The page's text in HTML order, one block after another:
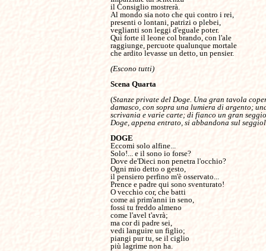
il Consiglio mostrerà.
Al mondo sia noto che qui contro i rei,
presenti o lontani, patrizi o plebei,
veglianti son leggi d'eguale poter.
Qui forte il leone col brando, con l'ale
raggiunge, percuote qualunque mortale
che ardito levasse un detto, un pensier.
(Escono tutti)
Scena Quarta
(Stanze private del Doge. Una gran tavola
damasco, con sopra una lumiera di argento;
scrivania e varie carte; di fianco un gran
Doge, appena entrato, si abbandona sul
Eccomi solo alfine...
Solo!... e il sono io forse?
Dove de'Dieci non penetra l'occhio?
Ogni mio detto o gesto,
il pensiero perfino m'è osservato...
Prence e padre qui sono sventurato!
O vecchio cor, che batti
come ai prim'anni in seno,
fossi tu freddo almeno
come l'avel t'avrà;
ma cor di padre sei,
vedi languire un figlio;
piangi pur tu, se il ciglio
più lagrime non ha.